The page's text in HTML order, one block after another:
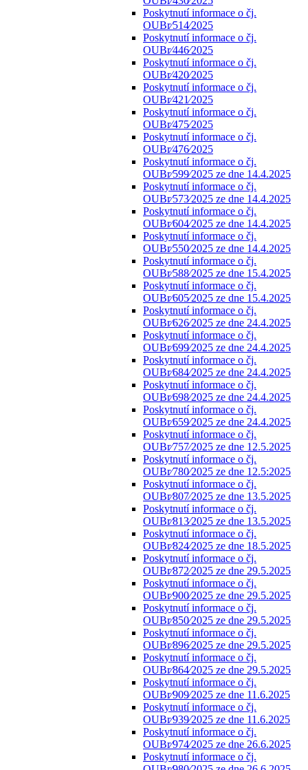
Poskytnutí informace o čj.
OUBr⁄514⁄2025
Poskytnutí informace o čj.
OUBr⁄446⁄2025
Poskytnutí informace o čj.
OUBr⁄420⁄2025
Poskytnutí informace o čj.
OUBr⁄421⁄2025
Poskytnutí informace o čj.
OUBr⁄475⁄2025
Poskytnutí informace o čj.
OUBr⁄476⁄2025
Poskytnutí informace o čj.
OUBr⁄599⁄2025 ze dne 14.4.2025
Poskytnutí informace o čj.
OUBr⁄573⁄2025 ze dne 14.4.2025
Poskytnutí informace o čj.
OUBr⁄604⁄2025 ze dne 14.4.2025
Poskytnutí informace o čj.
OUBr⁄550⁄2025 ze dne 14.4.2025
Poskytnutí informace o čj.
OUBr⁄588⁄2025 ze dne 15.4.2025
Poskytnutí informace o čj.
OUBr⁄605⁄2025 ze dne 15.4.2025
Poskytnutí informace o čj.
OUBr⁄626⁄2025 ze dne 24.4.2025
Poskytnutí informace o čj.
OUBr⁄699⁄2025 ze dne 24.4.2025
Poskytnutí informace o čj.
OUBr⁄684⁄2025 ze dne 24.4.2025
Poskytnutí informace o čj.
OUBr⁄698⁄2025 ze dne 24.4.2025
Poskytnutí informace o čj.
OUBr⁄659⁄2025 ze dne 24.4.2025
Poskytnutí informace o čj.
OUBr⁄757⁄2025 ze dne 12.5.2025
Poskytnutí informace o čj.
OUBr⁄780⁄2025 ze dne 12.5:2025
Poskytnutí informace o čj.
OUBr⁄807⁄2025 ze dne 13.5.2025
Poskytnutí informace o čj.
OUBr⁄813⁄2025 ze dne 13.5.2025
Poskytnutí informace o čj.
OUBr⁄824⁄2025 ze dne 18.5.2025
Poskytnutí informace o čj.
OUBr⁄872⁄2025 ze dne 29.5.2025
Poskytnutí informace o čj.
OUBr⁄900⁄2025 ze dne 29.5.2025
Poskytnutí informace o čj.
OUBr⁄850⁄2025 ze dne 29.5.2025
Poskytnutí informace o čj.
OUBr⁄896⁄2025 ze dne 29.5.2025
Poskytnutí informace o čj.
OUBr⁄864⁄2025 ze dne 29.5.2025
Poskytnutí informace o čj.
OUBr⁄909⁄2025 ze dne 11.6.2025
Poskytnutí informace o čj.
OUBr⁄939⁄2025 ze dne 11.6.2025
Poskytnutí informace o čj.
OUBr⁄974⁄2025 ze dne 26.6.2025
Poskytnutí informace o čj.